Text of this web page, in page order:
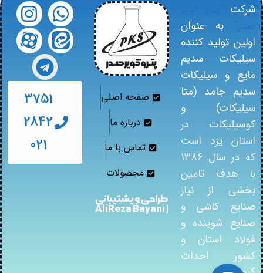
شرکت
به عنوان
اولین تولید کننده
سیلیکات سدیم
مایع و سیلیکات
سدیم جامد (متا
سیلیکات) و
کوسیلیکات در
استان یزد است
که در سال 1386
با هدف تامین
بخشی از نیاز
صنایع کاشی و
صنایع شوینده و
فولاد استان و
کشور احداث
صفحه اصلی
درباره ما
تماس با ما
محصولات
طراحی و پشتیبانی
| AliReza Bayani
3751
2842
021